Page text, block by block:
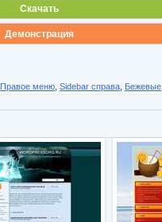
Скачать
Демонстрация
Правое меню Sidebar справа Бежевые